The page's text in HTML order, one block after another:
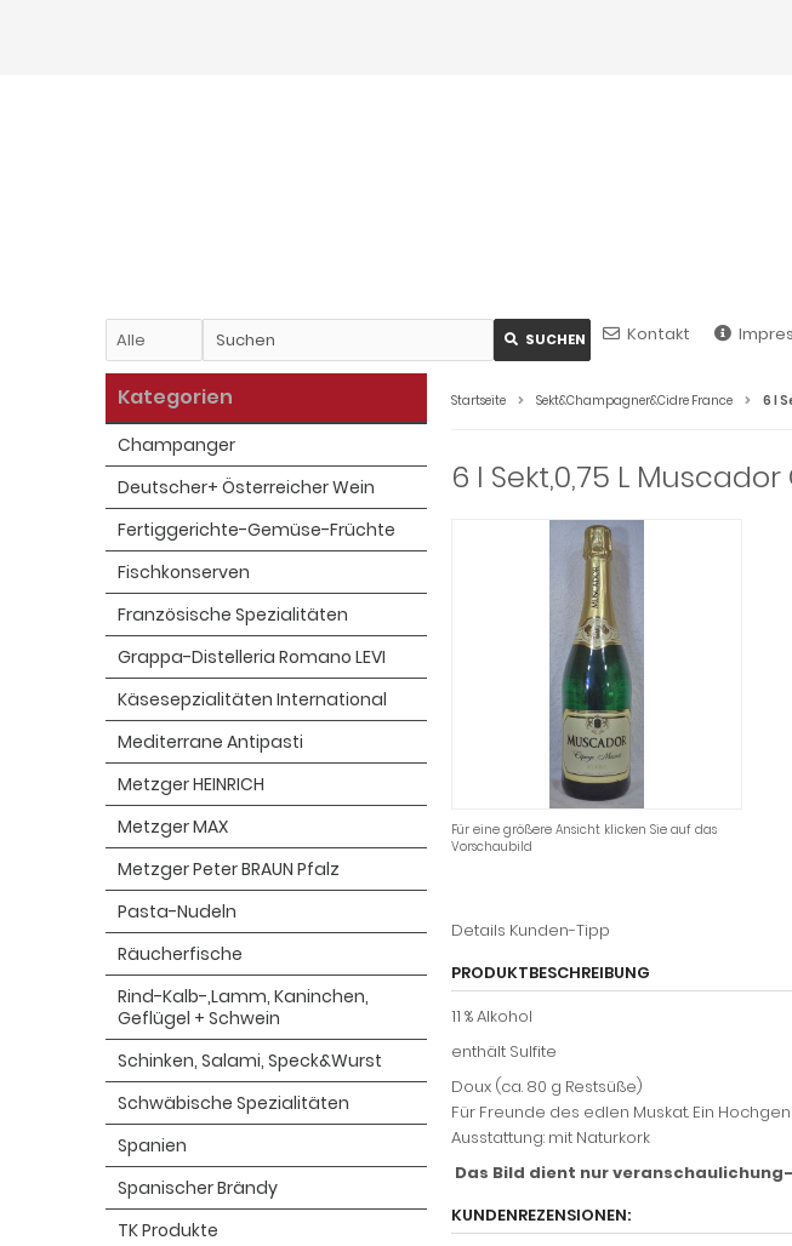
SUCHEN Kontakt
Startseite Sekt&Champagner&Cidre France 6 l
6 l Sekt,0,75 L
Für eine größere Ansicht klicken Sie auf das
Vorschaubild
Details Kunden-Tipp
PRODUKTBESCHREIBUNG
11 % Alkohol
enthält Sulfite
Doux (ca. 80 g Restsüße)
Für Freunde des edlen Muskat. Ein
Ausstattung: mit Naturkork
Das Bild dient nur
KUNDENREZENSIONEN:
Kategorien
Champanger
Deutscher+ Österreicher Wein
Fertiggerichte-Gemüse-Früchte
Fischkonserven
Französische Spezialitäten
Grappa-Distelleria Romano LEVI
Käsesepzialitäten International
Mediterrane Antipasti
Metzger HEINRICH
Metzger MAX
Metzger Peter BRAUN Pfalz
Pasta-Nudeln
Räucherfische
Rind-Kalb-,Lamm, Kaninchen,
Geflügel + Schwein
Schinken, Salami, Speck&Wurst
Schwäbische Spezialitäten
Spanien
Spanischer Brändy
TK Produkte